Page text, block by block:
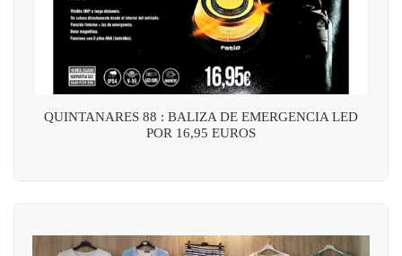
QUINTANARES 88 : BALIZA DE EMERGENCIA LED
POR 16,95 EUROS